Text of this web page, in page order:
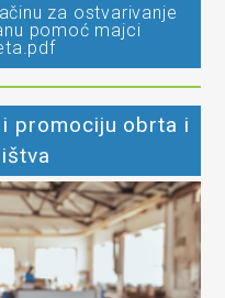
za ostvarivanje
pomoć majci
promociju obrta i